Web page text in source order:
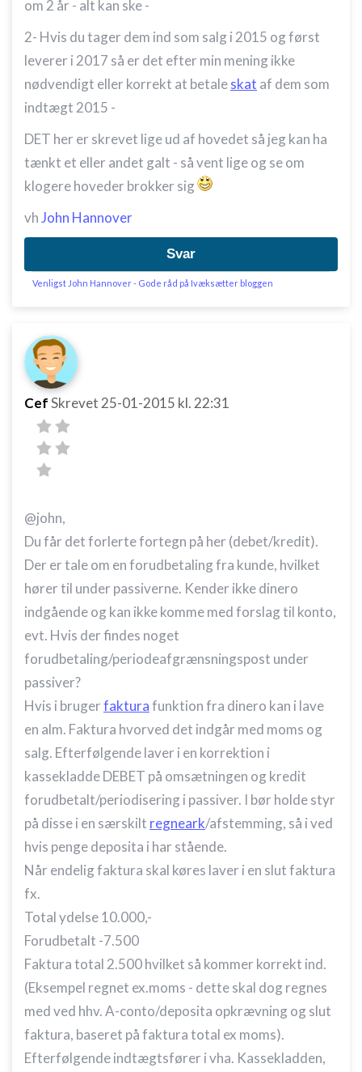
om 2 år - alt kan ske -
2- Hvis du tager dem ind som salg i 2015 og først
leverer i 2017 så er det efter min mening ikke
nødvendigt eller korrekt at betaleskat af dem som
indtægt 2015 -
DET her er skrevet lige ud af hovedet så jeg kan ha
tænkt et eller andet galt - så vent lige og se om
klogere hoveder brokker sig
vhJohn Hannover
Svar
Venligst John Hannover - Gode råd på Ivæksætter bloggen
CefSkrevet 25-01-2015 kl. 22:31
@john,
Du får det forlerte fortegn på her (debet/kredit).
Der er tale om en forudbetaling fra kunde, hvilket
hører til under passiverne. Kender ikke dinero
indgående og kan ikke komme med forslag til konto,
evt. Hvis der findes noget
forudbetaling/periodeafgrænsningspost under
passiver?
Hvis i brugerfakturafunktion fra dinero kan i lave
en alm. Faktura hvorved det indgår med moms og
salg. Efterfølgende laver i en korrektion i
kassekladde DEBET på omsætningen og kredit
forudbetalt/periodisering i passiver. I bør holde styr
på disse i en særskilt regneark/afstemming, så i ved
hvis penge deposita i har stående.
Når endelig faktura skal køres laver i en slut faktura
fx.
Total ydelse 10.000,-
Forudbetalt -7.500
Faktura total 2.500 hvilket så kommer korrekt ind.
(Eksempel regnet ex.moms - dette skal dog regnes
med ved hhv. A-conto/deposita opkrævning og slut
faktura, baseret på faktura total ex moms).
Efterfølgende indtægtsfører i vha. Kassekladden,